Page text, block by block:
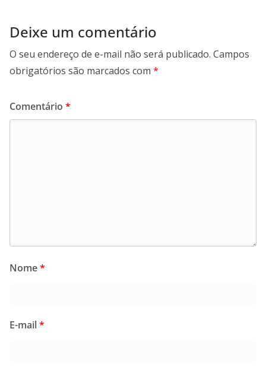
Deixe um comentário
O seu endereço de e-mail não será publicado. Campos
obrigatórios são marcados com *
Comentário *
Nome*
E-mail*